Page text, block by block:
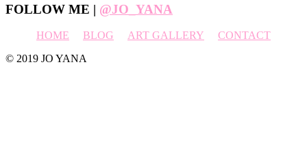
Footer
FOLLOW ME | @JO_YANA
HOME BLOG ART GALLERY
CONTACT
© 2019 JO YANA